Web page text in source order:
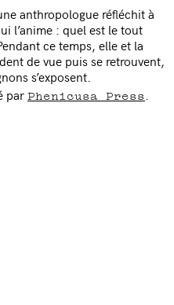
anthropologue réfléchit à
l’anime : quel est le tout
ce temps, elle et la
de vue puis se retrouvent,
s’exposent.
par Phenicusa Press.